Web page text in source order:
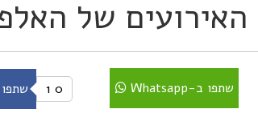
של
שתפו ב-Whatsapp 0